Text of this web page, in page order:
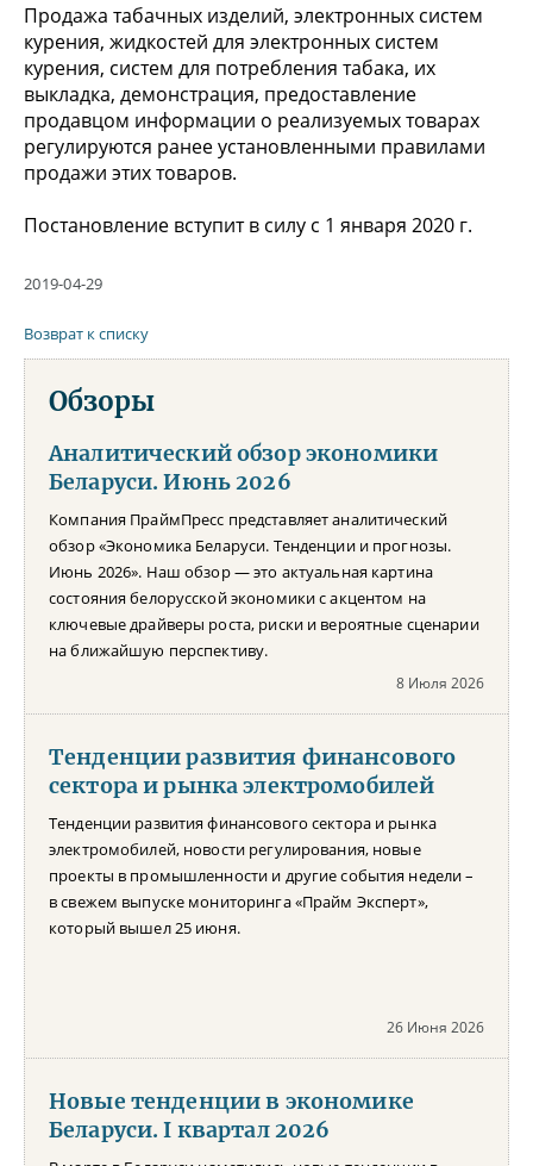
Продажа табачных изделий, электронных систем
курения, жидкостей для электронных систем
курения, систем для потребления табака, их
выкладка, демонстрация, предоставление
продавцом информации о реализуемых товарах
регулируются ранее установленными правилами
продажи этих товаров.
Постановление вступит в силу с 1 января 2020 г.
2019-04-29
Возврат к списку
Обзоры
Аналитический обзор экономики
Беларуси. Июнь 2026
Компания ПраймПресс представляет аналитический
обзор «Экономика Беларуси. Тенденции и прогнозы.
Июнь 2026». Наш обзор — это актуальная картина
состояния белорусской экономики с акцентом на
ключевые драйверы роста, риски и вероятные сценарии
на ближайшую перспективу.
8 Июля 2026
Тенденции развития финансового
сектора и рынка электромобилей
Тенденции развития финансового сектора и рынка
электромобилей, новости регулирования, новые
проекты в промышленности и другие события недели –
в свежем выпуске мониторинга «Прайм Эксперт»,
который вышел 25 июня.
26 Июня 2026
Новые тенденции в экономике
Беларуси. I квартал 2026